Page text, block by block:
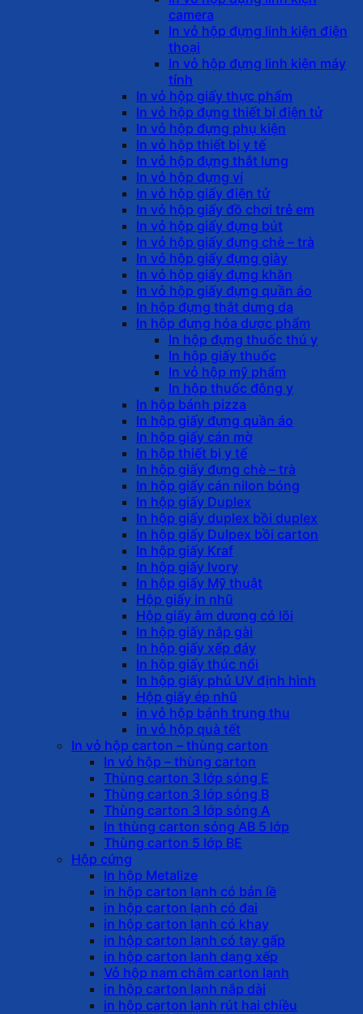
camera
In vỏ hộp đựng linh kiện điện
thoại
In vỏ hộp đựng linh kiện máy
tính
In vỏ hộp giấy thực phẩm
In vỏ hộp đựng thiết bị điện tử
In vỏ hộp đựng phụ kiện
In vỏ hộp thiết bị y tế
In vỏ hộp đựng thắt lưng
In vỏ hộp đựng ví
In vỏ hộp giấy điện tử
In vỏ hộp giấy đồ chơi trẻ em
In vỏ hộp giấy đựng bút
In vỏ hộp giấy đựng chè – trà
In vỏ hộp giấy đựng giày
In vỏ hộp giấy đựng khăn
In vỏ hộp giấy đựng quần áo
In hộp đựng thắt dưng da
In hộp đựng hóa dược phẩm
In hộp đựng thuốc thú y
In hộp giấy thuốc
In vỏ hộp mỹ phẩm
In hộp thuốc đông y
In hộp bánh pizza
In hộp giấy đựng quần áo
In hộp giấy cán mờ
In hộp thiết bị y tế
In hộp giấy đựng chè – trà
In hộp giấy cán nilon bóng
In hộp giấy Duplex
In hộp giấy duplex bồi duplex
In hộp giấy Dulpex bồi carton
In hộp giấy Kraf
In hộp giấy Ivory
In hộp giấy Mỹ thuật
Hộp giấy in nhũ
Hộp giấy âm dương có lõi
In hộp giấy nắp gài
In hộp giấy xếp đáy
In hộp giấy thúc nổi
In hộp giấy phủ UV định hình
Hộp giấy ép nhũ
in vỏ hộp bánh trung thu
in vỏ hộp quà tết
In vỏ hộp carton – thùng carton
In vỏ hộp – thùng carton
Thùng carton 3 lớp sóng E
Thùng carton 3 lớp sóng B
Thùng carton 3 lớp sóng A
In thùng carton sóng AB 5 lớp
Thùng carton 5 lớp BE
Hộp cứng
In hộp Metalize
in hộp carton lạnh có bản lề
in hộp carton lạnh có đai
in hộp carton lạnh có khay
in hộp carton lạnh có tay gấp
in hộp carton lạnh dạng xếp
Vỏ hộp nam châm carton lạnh
in hộp carton lạnh nắp dài
in hộp carton lạnh rút hai chiều